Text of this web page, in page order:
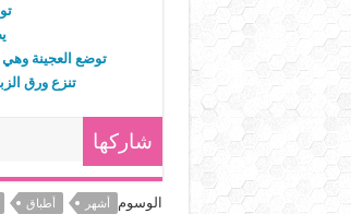
توضع العجينة وهي
تنزع ورق
شاركها
الوسوم أشهر أطباق